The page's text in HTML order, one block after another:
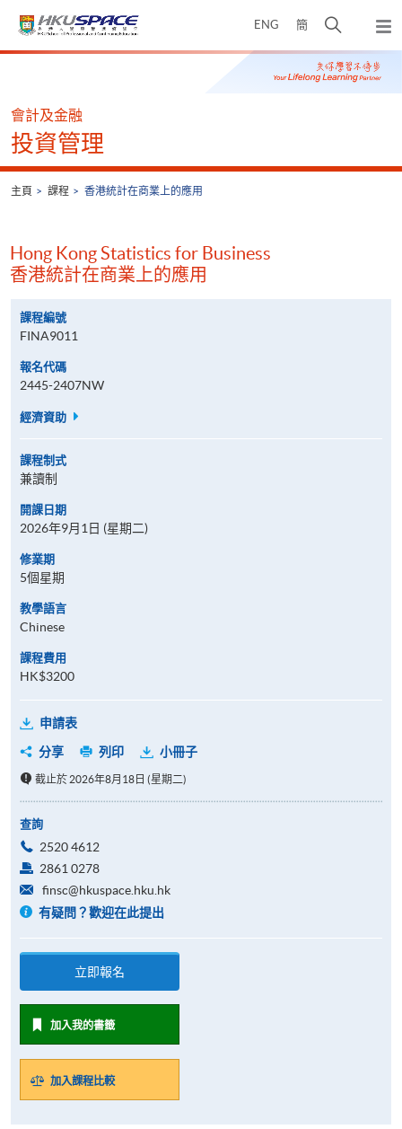
ENG 簡
開
搜
尋
彈
出
主
Main
會計及金融
投資管理
主頁 課程 香港統計在商業上的應用
Hong Kong Statistics for Business
香港統計在商業上的應用
課程編號
FINA9011
報名代碼
2445-2407NW
經濟資助
課程制式
兼讀制
開課日期
2026年9月1日 (星期二)
修業期
5個星期
教學語言
Chinese
課程費用
HK$3200
申請表
分享
列印 小冊子
截止於 2026年8月18日 (星期二)
查詢
2520 4612
2861 0278
finsc@hkuspace.hku.hk
有疑問？歡迎在此提出
立即報名
加入我的書籤
加入課程比較